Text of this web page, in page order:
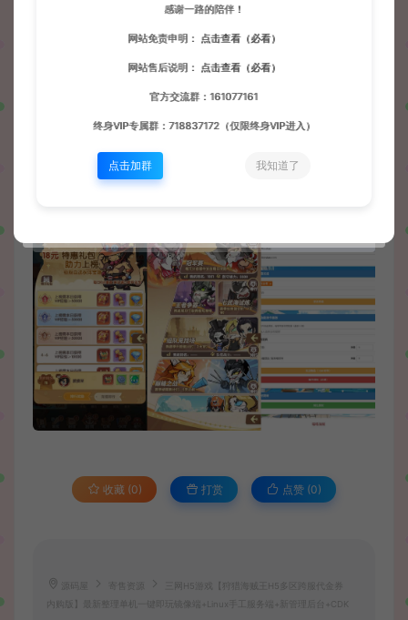
收藏 (0) 打赏 点赞 (0)
寄售资源
三网H5游戏【狩猎海贼王H5多区跨服代金券
内购版】最新整理单机一键即玩镜像端+Linux手工服务端+新管理后台+CDK
感谢一路的陪伴！
网站免责申明： 点击查看（必看）
网站售后说明： 点击查看（必看）
官方交流群：161077161
终身VIP专属群：718837172（仅限终身VIP进入）
点击加群 我知道了